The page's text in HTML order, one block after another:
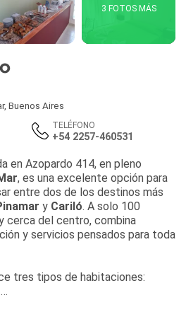
3 FOTOS MÁS
, Buenos Aires
TELÉFONO
+54 2257-460531
en Azopardo 414, en pleno
, es una excelente opción para
entre dos de los destinos más
y Cariló. A solo 100
cerca del centro, combina
y servicios pensados para toda
tres tipos de habitaciones: